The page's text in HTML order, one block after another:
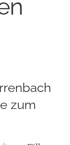
zum